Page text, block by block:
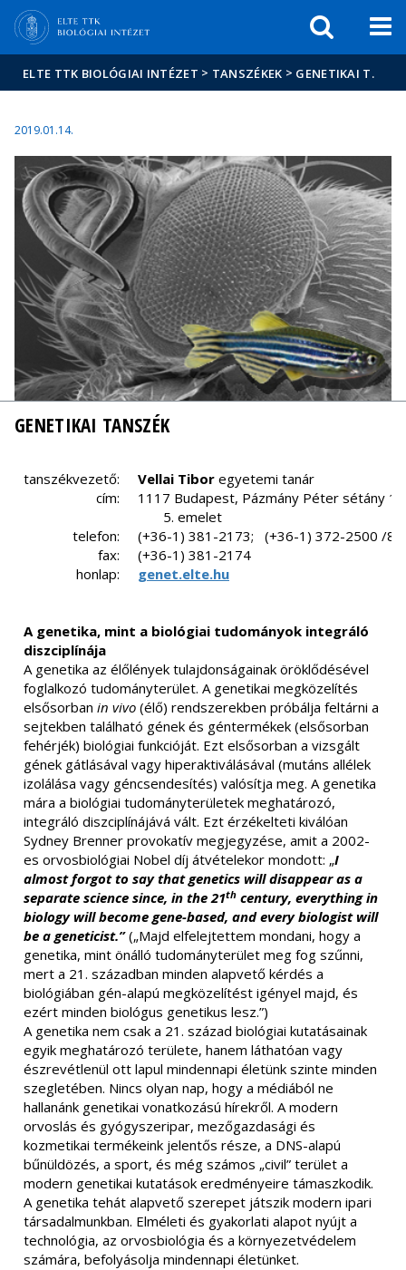
sajtóban
ELTE TTK BIOLÓGIAI INTÉZET > TANSZÉKEK > GENETIKAI T.
2019.01.14.
GENETIKAI TANSZÉK
tanszékvezető:
cím:
telefon:
fax:
honlap:
Vellai Tibor egyetemi tanár
1117 Budapest, Pázmány Péter sétány 1/
5. emelet
(+36-1) 381-2173; (+36-1) 372-2500 /
(+36-1) 381-2174
genet.elte.hu
A genetika, mint a biológiai tudományok integráló
diszciplínája
A genetika az élőlények tulajdonságainak öröklődésével
foglalkozó tudományterület. A genetikai megközelítés
elsősorban in vivo (élő) rendszerekben próbálja feltárni a
sejtekben található gének és géntermékek (elsősorban
fehérjék) biológiai funkcióját. Ezt elsősorban a vizsgált
gének gátlásával vagy hiperaktiválásával (mutáns allélek
izolálása vagy géncsendesítés) valósítja meg. A genetika
mára a biológiai tudományterületek meghatározó,
integráló diszciplínájává vált. Ezt érzékelteti kiválóan
Sydney Brenner provokatív megjegyzése, amit a 2002-
es orvosbiológiai Nobel díj átvételekor mondott: „I
almost forgot to say that genetics will disappear as a
separate science since, in the 21th century, everything in
biology will become gene-based, and every biologist will
be a geneticist.”(„Majd elfelejtettem mondani, hogy a
genetika, mint önálló tudományterület meg fog szűnni,
mert a 21. században minden alapvető kérdés a
biológiában gén-alapú megközelítést igényel majd, és
ezért minden biológus genetikus lesz.”)
A genetika nem csak a 21. század biológiai kutatásainak
egyik meghatározó területe, hanem láthatóan vagy
észrevétlenül ott lapul mindennapi életünk szinte minden
szegletében. Nincs olyan nap, hogy a médiából ne
hallanánk genetikai vonatkozású hírekről. A modern
orvoslás és gyógyszeripar, mezőgazdasági és
kozmetikai termékeink jelentős része, a DNS-alapú
bűnüldözés, a sport, és még számos „civil” terület a
modern genetikai kutatások eredményeire támaszkodik.
A genetika tehát alapvető szerepet játszik modern ipari
társadalmunkban. Elméleti és gyakorlati alapot nyújt a
technológia, az orvosbiológia és a környezetvédelem
számára, befolyásolja mindennapi életünket.